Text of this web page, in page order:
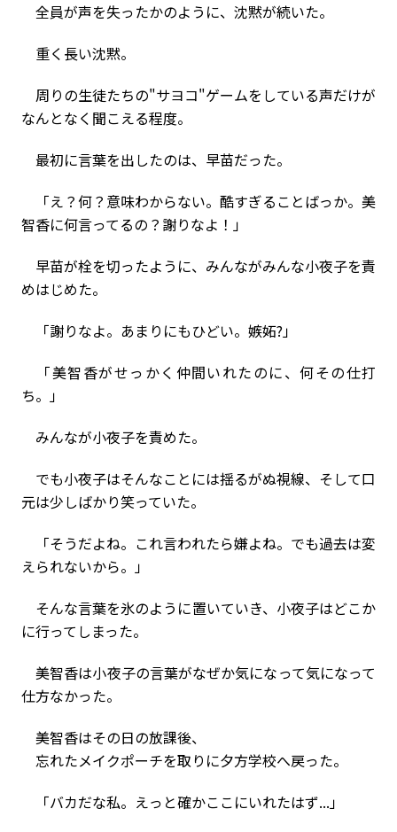
全員が声を失ったかのように、沈黙が続いた。
重く長い沈黙。
周りの生徒たちの"サヨコ"ゲームをしている声だけが
なんとなく聞こえる程度。
最初に言葉を出したのは、早苗だった。
「え？何？意味わからない。酷すぎることばっか。美
智香に何言ってるの？謝りなよ！」
早苗が栓を切ったように、みんながみんな小夜子を責
めはじめた。
「謝りなよ。あまりにもひどい。嫉妬?」
「美智香がせっかく仲間いれたのに、何その仕打
ち。」
みんなが小夜子を責めた。
でも小夜子はそんなことには揺るがぬ視線、そして口
元は少しばかり笑っていた。
「そうだよね。これ言われたら嫌よね。でも過去は変
えられないから。」
そんな言葉を氷のように置いていき、小夜子はどこか
に行ってしまった。
美智香は小夜子の言葉がなぜか気になって気になって
仕方なかった。
美智香はその日の放課後、
忘れたメイクポーチを取りに夕方学校へ戻った。
「バカだな私。えっと確かここにいれたはず...」